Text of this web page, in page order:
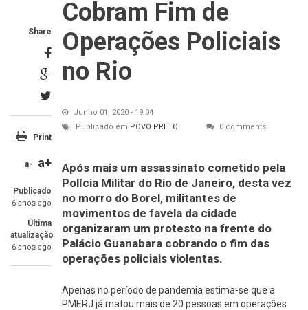
Share
Print
a- a+
Publicado
6 anos ago
Última
atualização
6 anos ago
Cobram Fim de
Operações Policiais
no Rio
Junho 01, 2020 - 19:04
Publicado em:POVO PRETO 0 comments
Após mais um assassinato cometido pela
Polícia Militar do Rio de Janeiro, desta vez
no morro do Borel, militantes de
movimentos de favela da cidade
organizaram um protesto na frente do
Palácio Guanabara cobrando o fim das
operações policiais violentas.
Apenas no período de pandemia estima-se que a
PMERJ já matou mais de 20 pessoas em operações